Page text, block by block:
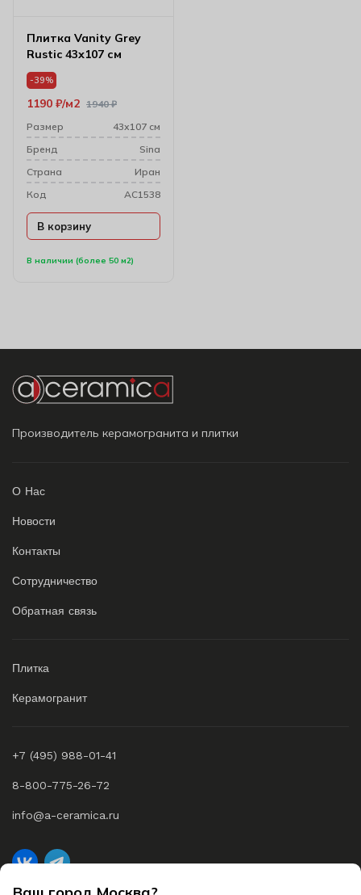
Плитка Vanity Grey
Rustic 43х107 см
В наличии (более 50 м2)
-39%
1940₽
1190 ₽ м2
Размер
43х107 см
Бренд
Sina
Cтрана
Иран
Код
AC1538
В корзину
Производитель керамогранита и плитки
О Нас
Новости
Контакты
Сотрудничество
Обратная связь
Плитка
Керамогранит
+7 (495) 988-01-41
8-800-775-26-72
info@a-ceramica.ru